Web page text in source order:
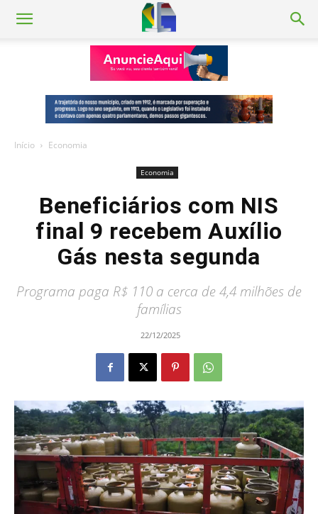
Início Economia
Economia
Beneficiários com NIS
final 9 recebem Auxílio
Gás nesta segunda
Programa paga R$ 110 a cerca de 4,4 milhões de
famílias
22/12/2025